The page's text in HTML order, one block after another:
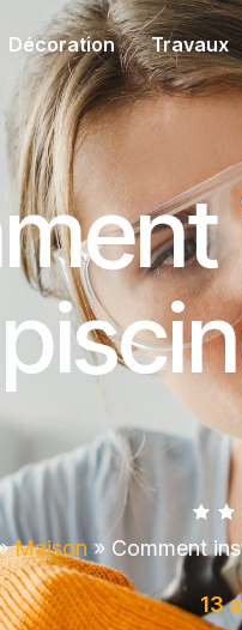
Décoration Travaux
Maison » Comment
13